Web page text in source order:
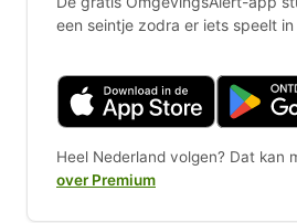
een seintje zodra er iets speelt
Heel Nederland volgen? Dat kan
over Premium